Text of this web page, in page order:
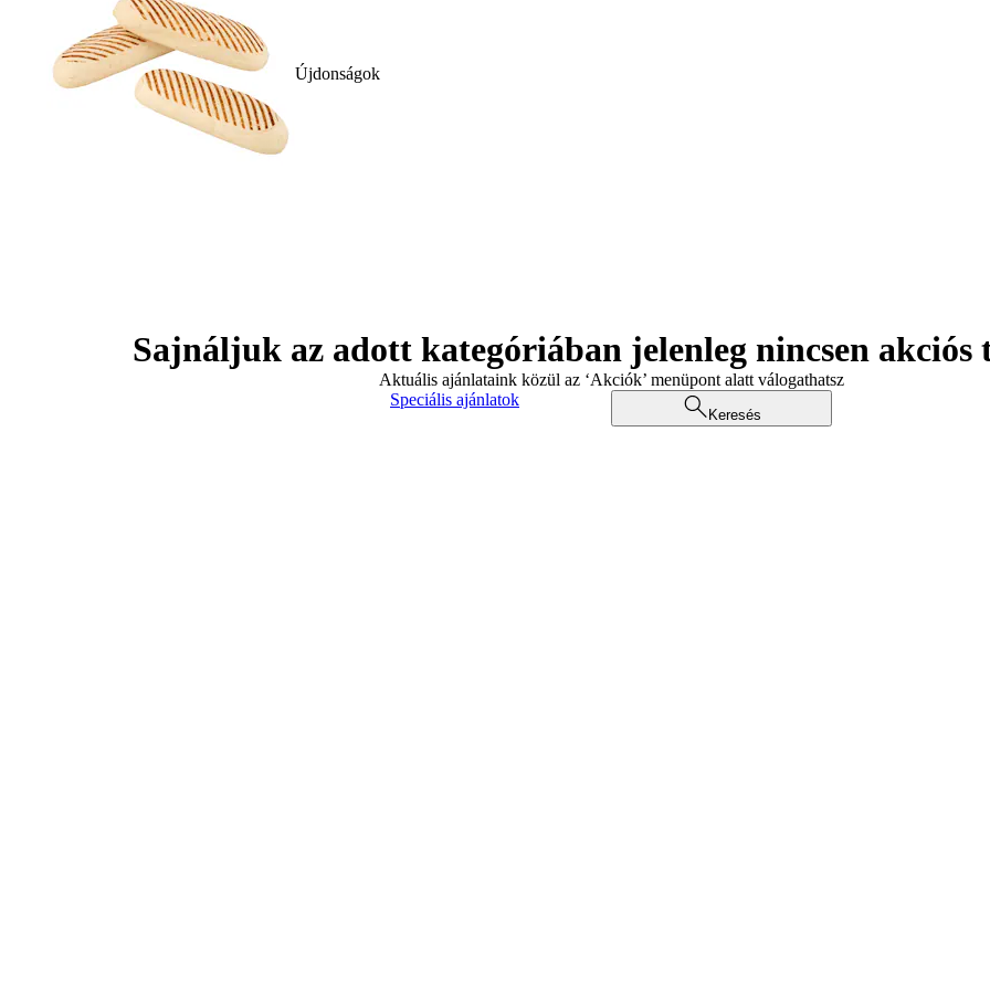
Újdonságok
Sajnáljuk az adott kategóriában jelenleg nincsen akciós
Aktuális ajánlataink közül az ‘Akciók’ menüpont alatt válogathatsz
Speciális ajánlatok
Keresés